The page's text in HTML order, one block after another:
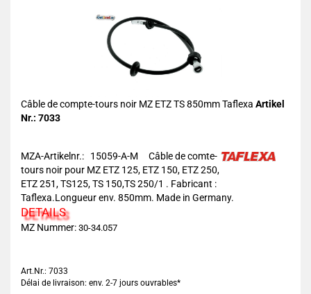
Câble de compte-tours noir MZ ETZ TS 850mm Taflexa Artikel
Nr.: 7033
MZA-Artikelnr.: 15059-A-M
Câble de comte-
tours noir pour MZ ETZ 125, ETZ 150, ETZ 250,
ETZ 251, TS125, TS 150,TS 250/1 . Fabricant :
Taflexa.Longueur env. 850mm. Made in Germany.
DETAILS
MZ Nummer: 30-34.057
Art.Nr.: 7033
Délai de livraison: env. 2-7 jours ouvrables*